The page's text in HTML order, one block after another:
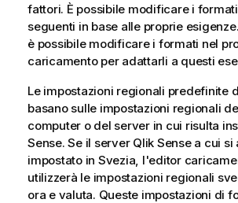
fattori. È possibile modificare i
seguenti in base alle proprie
è possibile modificare i formati nel
caricamento per adattarli a questi
Le impostazioni regionali predefinite
basano sulle impostazioni regionali
computer o del server in cui risulta
Sense. Se il server Qlik Sensea cui si
impostato in Svezia, l'editor
utilizzerà le impostazioni regionali
ora e valuta. Queste impostazioni di